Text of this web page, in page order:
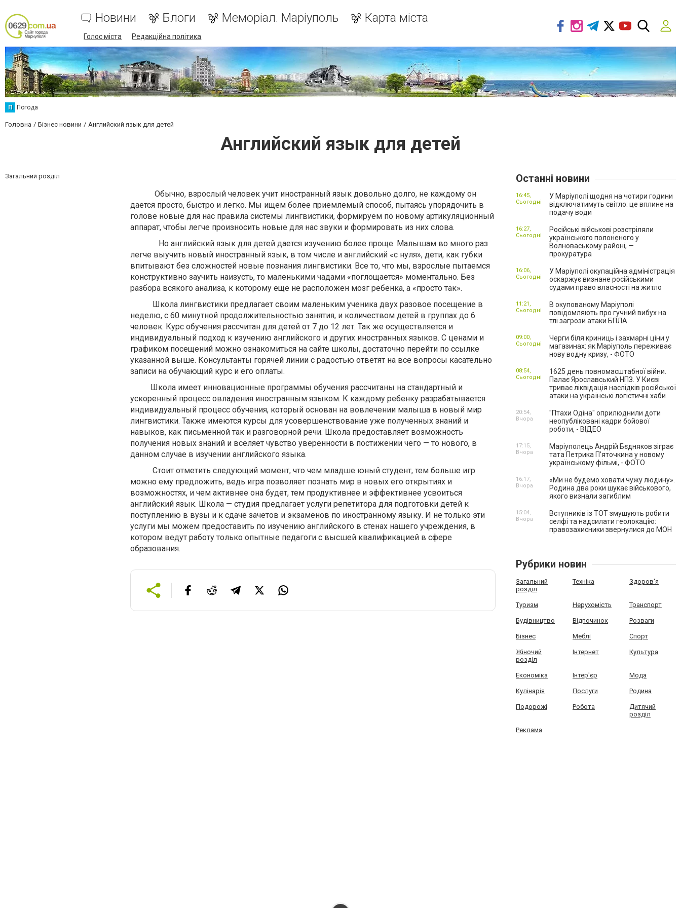
Новини Блоги Меморіал. Маріуполь Карта міста
Голос міста Редакційна політика
П Погода
Головна Бізнес новини Английский язык для детей
Английский язык для детей
Загальний розділ
Обычно, взрослый человек учит иностранный язык довольно долго, не каждому он
дается просто, быстро и легко. Мы ищем более приемлемый способ, пытаясь упорядочить в
голове новые для нас правила системы лингвистики, формируем по новому артикуляционный
аппарат, чтобы легче произносить новые для нас звуки и формировать из них слова.
Но английский язык для детей дается изучению более проще. Малышам во много раз
легче выучить новый иностранный язык, в том числе и английский «с нуля», дети, как губки
впитывают без сложностей новые познания лингвистики. Все то, что мы, взрослые пытаемся
конструктивно заучить наизусть, то маленькими чадами «поглощается» моментально. Без
разбора всякого анализа, к которому еще не расположен мозг ребенка, а «просто так».
Школа лингвистики предлагает своим маленьким ученика двух разовое посещение в
неделю, с 60 минутной продолжительностью занятия, и количеством детей в группах до 6
человек. Курс обучения рассчитан для детей от 7 до 12 лет. Так же осуществляется и
индивидуальный подход к изучению английского и других иностранных языков. С ценами и
графиком посещений можно ознакомиться на сайте школы, достаточно перейти по ссылке
указанной выше. Консультанты горячей линии с радостью ответят на все вопросы касательно
записи на обучающий курс и его оплаты.
Школа имеет инновационные программы обучения рассчитаны на стандартный и
ускоренный процесс овладения иностранным языком. К каждому ребенку разрабатывается
индивидуальный процесс обучения, который основан на вовлечении малыша в новый мир
лингвистики. Также имеются курсы для усовершенствование уже полученных знаний и
навыков, как письменной так и разговорной речи. Школа предоставляет возможность
получения новых знаний и вселяет чувство уверенности в постижении чего — то нового, в
данном случае в изучении английского языка.
Стоит отметить следующий момент, что чем младше юный студент, тем больше игр
можно ему предложить, ведь игра позволяет познать мир в новых его открытиях и
возможностях, и чем активнее она будет, тем продуктивнее и эффективнее усвоиться
английский язык. Школа — студия предлагает услуги репетитора для подготовки детей к
поступлению в вузы и к сдаче зачетов и экзаменов по иностранному языку. И не только эти
услуги мы можем предоставить по изучению английского в стенах нашего учреждения, в
котором ведут работу только опытные педагоги с высшей квалификацией в сфере
образования.
Останні новини
У Маріуполі щодня на чотири години
відключатимуть світло: це вплине на
подачу води
16:45,
Сьогодні
Російські військові розстріляли
українського полоненого у
Волноваському районі, —
прокуратура
16:27,
Сьогодні
У Маріуполі окупаційна адміністрація
оскаржує визнане російськими
судами право власності на житло
16:06,
Сьогодні
В окупованому Маріуполі
повідомляють про гучний вибух на
тлі загрози атаки БПЛА
11:21,
Сьогодні
Черги біля криниць і захмарні ціни у
магазинах: як Маріуполь переживає
нову водну кризу, - ФОТО
09:00,
Сьогодні
1625 день повномасштабної війни.
Палає Ярославський НПЗ. У Києві
триває ліквідація наслідків російської
атаки на українські логістичні хаби
08:54,
Сьогодні
"Птахи Одіна" оприлюднили доти
неопубліковані кадри бойової
роботи, - ВІДЕО
20:54,
Вчора
Маріуполець Андрій Бєдняков зіграє
тата Петрика П’яточкина у новому
українському фільмі, - ФОТО
17:15,
Вчора
«Ми не будемо ховати чужу людину».
Родина два роки шукає військового,
якого визнали загиблим
16:17,
Вчора
Вступників із ТОТ змушують робити
селфі та надсилати геолокацію:
правозахисники звернулися до МОН
15:04,
Вчора
Рубрики новин
Загальний
розділ
Техніка Здоров'я
Туризм Нерухомість Транспорт
Будівництво Відпочинок Розваги
Бізнес Меблі Спорт
Жіночий
розділ
Інтернет Культура
Економіка Інтер'єр Мода
Кулінарія Послуги Родина
Подорожі Робота
Дитячий
розділ
Реклама